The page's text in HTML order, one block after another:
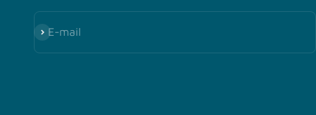
E-mail
Assinar